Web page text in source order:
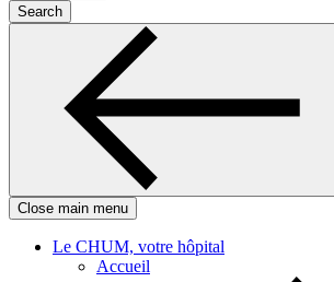
Search
Close main menu
Le CHUM, votre hôpital
Accueil